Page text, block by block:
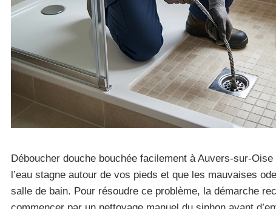
Déboucher douche bouchée facilement à Auvers-sur-
l’eau stagne autour de vos pieds et que les mauvaises
salle de bain. Pour résoudre ce problème, la démarche